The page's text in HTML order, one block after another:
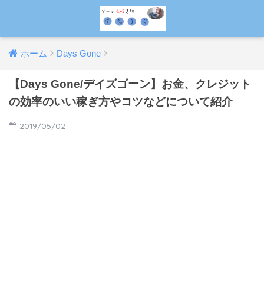
ホーム Days Gone
【Days Gone/デイズゴーン】お金、クレジット
の効率のいい稼ぎ方やコツなどについて紹介
2019/05/02